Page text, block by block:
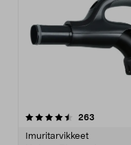
263
Imuritarvikkeet
5.0 viidestä